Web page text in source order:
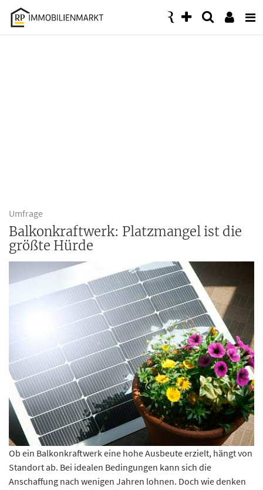
Accessibility
Modus
Umfrage
Balkonkraftwerk: Platzmangel ist die
größte Hürde
Ob ein Balkonkraftwerk eine hohe Ausbeute erzielt, hängt von
Standort ab. Bei idealen Bedingungen kann sich die
Anschaffung nach wenigen Jahren lohnen. Doch wie denken